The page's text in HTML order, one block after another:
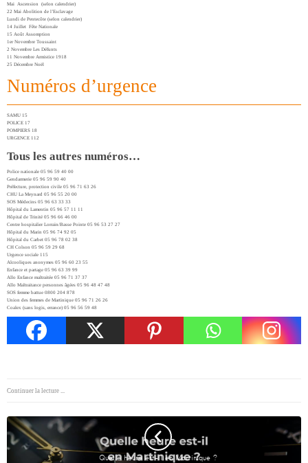
Mai Ascension (selon calendrier)
22 Mai Abolition de l’Esclavage
Lundi de Pentecôte (selon calendrier)
14 Juillet Fête Nationale
15 Août Assomption
1er Novembre Toussaint
2 Novembre Les Défunts
11 Novembre Armistice 1918
25 Décembre Noël
Numéros d’urgence
SAMU 15
POLICE 17
POMPIERS 18
URGENCE 112
Tous les autres numéros…
Police nationale 05 96 59 40 00
Gendarmerie 05 96 59 90 40
Préfecture, protection civile 05 96 71 63 26
CHU La Meynard 05 96 55 20 00
SOS Médecins 05 96 63 33 33
Hôpital du Lamentin 05 96 57 11 11
Hôpital de Trinité 05 96 66 46 00
Centre hospitalier Lorrain/Basse Pointe 05 96 53 27 27
Hôpital du Marin 05 96 74 92 05
Hôpital du Carbet 05 96 78 02 38
CH Colson 05 96 59 29 68
Urgence sociale 115
Alcooliques anonymes 05 96 60 23 55
Enfance et partage 05 96 63 39 99
Allo Enfance maltraitée 05 96 71 37 37
Allo Maltraitance personnes âgées 05 96 48 47 48
SOS femme battue 0800 204 878
Union des femmes de Martinique 05 96 71 26 26
Coalex (sans logis, errance) 05 96 56 59 48
Continuer la lecture ...
Quelle heure est-il en Martinique ?